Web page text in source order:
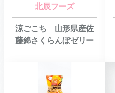
北辰フーズ
涼ごこち 山形県産佐
藤錦さくらんぼゼリー